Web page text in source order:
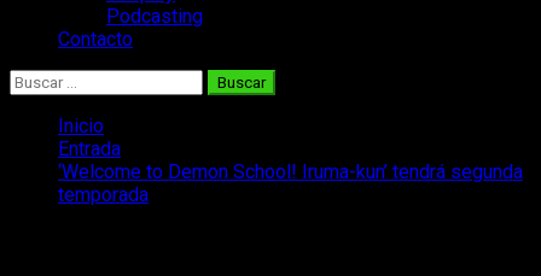
Podcasting
Contacto
Buscar:
Inicio
Entrada
‘Welcome to Demon School! Iruma-kun’ tendrá segunda
temporada